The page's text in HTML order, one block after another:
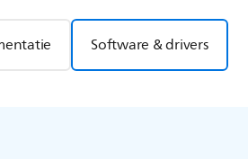
Software & drivers